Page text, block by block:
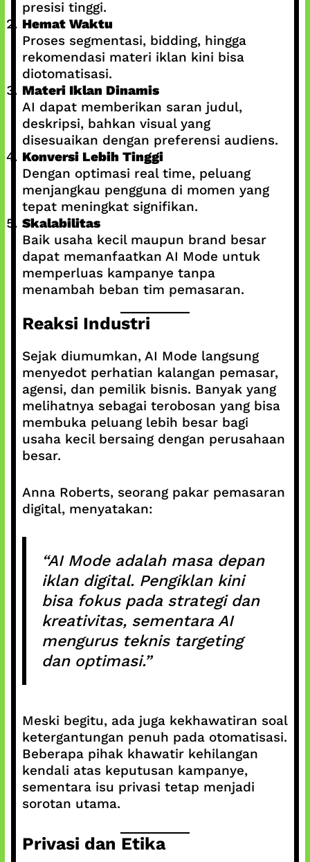
presisi tinggi.
Hemat Waktu
Proses segmentasi, bidding, hingga
rekomendasi materi iklan kini bisa
diotomatisasi.
Materi Iklan Dinamis
AI dapat memberikan saran judul,
deskripsi, bahkan visual yang
disesuaikan dengan preferensi audiens.
Konversi Lebih Tinggi
Dengan optimasi real time, peluang
menjangkau pengguna di momen yang
tepat meningkat signifikan.
Skalabilitas
Baik usaha kecil maupun brand besar
dapat memanfaatkan AI Mode untuk
memperluas kampanye tanpa
menambah beban tim pemasaran.
Reaksi Industri
Sejak diumumkan, AI Mode langsung
menyedot perhatian kalangan pemasar,
agensi, dan pemilik bisnis. Banyak yang
melihatnya sebagai terobosan yang bisa
membuka peluang lebih besar bagi
usaha kecil bersaing dengan perusahaan
besar.
Anna Roberts, seorang pakar pemasaran
digital, menyatakan:
“AI Mode adalah masa depan
iklan digital. Pengiklan kini
bisa fokus pada strategi dan
kreativitas, sementara AI
mengurus teknis targeting
dan optimasi.”
Meski begitu, ada juga kekhawatiran soal
ketergantungan penuh pada otomatisasi.
Beberapa pihak khawatir kehilangan
kendali atas keputusan kampanye,
sementara isu privasi tetap menjadi
sorotan utama.
Privasi dan Etika